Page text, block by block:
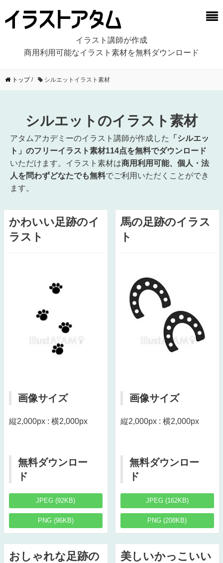
イラスト講師が作成
商用利用可能なイラスト素材を無料ダウンロード
トップ/ シルエットイラスト素材
シルエットのイラスト素材
アタムアカデミーのイラスト講師が作成した
「シルエッ
ト」のフリーイラスト素材114点を無料でダウンロード
いただけます。イラスト素材は商用利用可能、個人・法
人を問わずどなたでも無料でご利用いただくことができ
ます。
かわいい足跡のイ
ラスト
画像サイズ
縦2,000px : 横2,000px
無料ダウンロー
ド
JPEG (92KB)
PNG (96KB)
馬の足跡のイラス
ト
画像サイズ
縦2,000px : 横2,000px
無料ダウンロー
ド
JPEG (162KB)
PNG (208KB)
おしゃれな足跡の
美しいかっこいい